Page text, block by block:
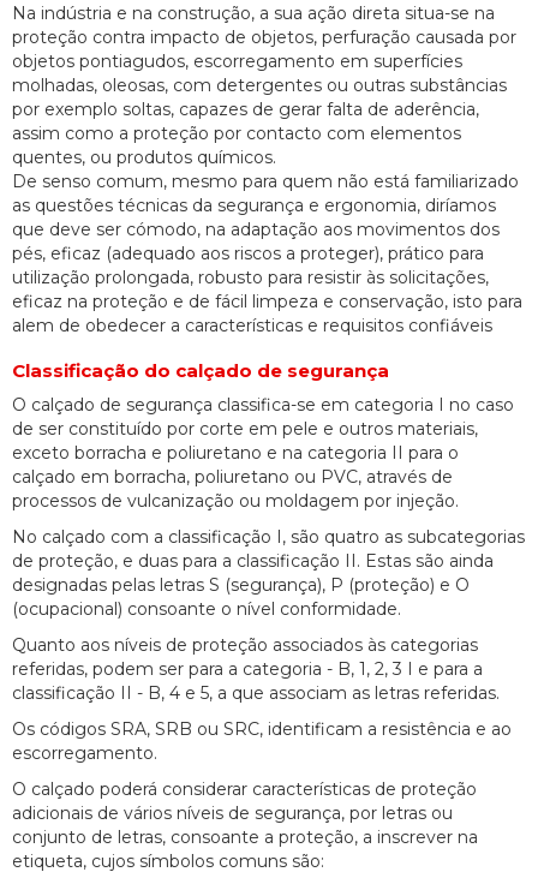
Na indústria e na construção, a sua ação direta situa-se na
proteção contra impacto de objetos, perfuração causada por
objetos pontiagudos, escorregamento em superfícies
molhadas, oleosas, com detergentes ou outras substâncias
por exemplo soltas, capazes de gerar falta de aderência,
assim como a proteção por contacto com elementos
quentes, ou produtos químicos.
De senso comum, mesmo para quem não está familiarizado
as questões técnicas da segurança e ergonomia, diríamos
que deve ser cómodo, na adaptação aos movimentos dos
pés, eficaz (adequado aos riscos a proteger), prático para
utilização prolongada, robusto para resistir às solicitações,
eficaz na proteção e de fácil limpeza e conservação, isto para
alem de obedecer a características e requisitos confiáveis
Classificação do calçado de segurança
O calçado de segurança classifica-se em categoria I no caso
de ser constituído por corte em pele e outros materiais,
exceto borracha e poliuretano e na categoria II para o
calçado em borracha, poliuretano ou PVC, através de
processos de vulcanização ou moldagem por injeção.
No calçado com a classificação I, são quatro as subcategorias
de proteção, e duas para a classificação II. Estas são ainda
designadas pelas letras S (segurança), P (proteção) e O
(ocupacional) consoante o nível conformidade.
Quanto aos níveis de proteção associados às categorias
referidas, podem ser para a categoria - B, 1, 2, 3 I e para a
classificação II - B, 4 e 5, a que associam as letras referidas.
Os códigos SRA, SRB ou SRC, identificam a resistência e ao
escorregamento.
O calçado poderá considerar características de proteção
adicionais de vários níveis de segurança, por letras ou
conjunto de letras, consoante a proteção, a inscrever na
etiqueta, cujos símbolos comuns são: